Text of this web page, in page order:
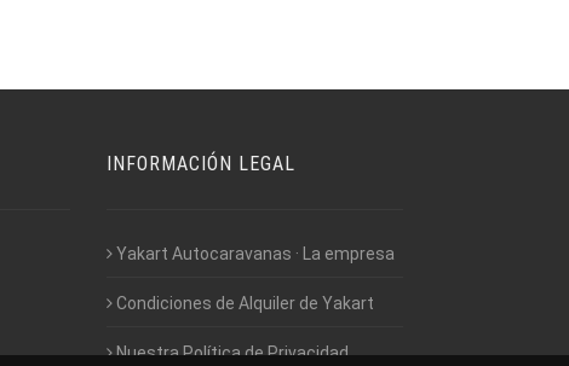
INFORMACIÓN LEGAL
Yakart Autocaravanas · La empresa
Condiciones de Alquiler de Yakart
Nuestra Política de Privacidad